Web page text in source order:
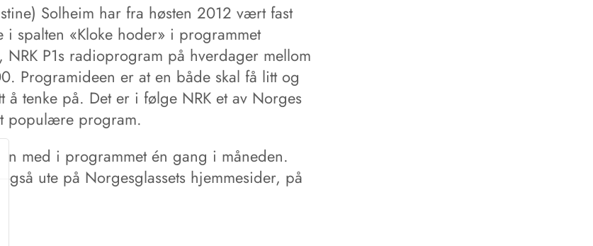
Solheim har fra høsten 2012 vært fast
i spalten «Kloke hoder» i programmet
NRK P1s radioprogram på hverdager mellom
Programideen er at en både skal få litt og
å tenke på. Det er i følge NRK et av Norges
populære program.
med i programmet én gang i måneden.
også ute på Norgesglassets hjemmesider, på